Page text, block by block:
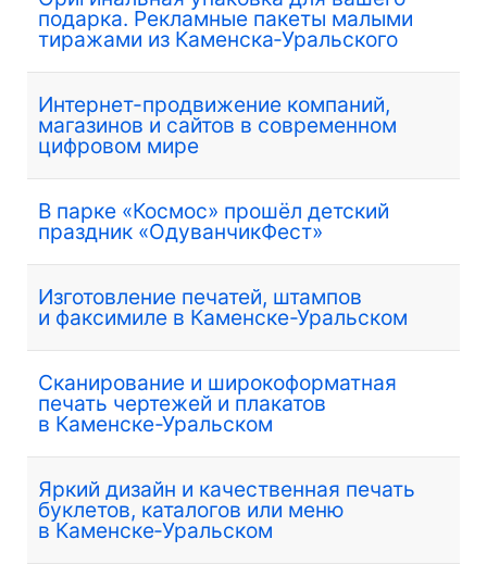
подарка. Рекламные пакеты малыми
тиражами из Каменска‑Уральского
Интернет-продвижение компаний,
магазинов и сайтов в современном
цифровом мире
В парке «Космос» прошёл детский
праздник «ОдуванчикФест»
Изготовление печатей, штампов
и факсимиле в Каменске-Уральском
Сканирование и широкоформатная
печать чертежей и плакатов
в Каменске-Уральском
Яркий дизайн и качественная печать
буклетов, каталогов или меню
в Каменске‑Уральском